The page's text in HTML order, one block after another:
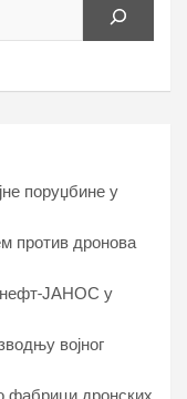
поруџбине у
против дронова
ЈАНОС у
војног